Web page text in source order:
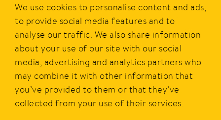
We use cookies to personalise content and ads,
to provide social media features and to
analyse our traffic. We also share information
about your use of our site with our social
media, advertising and analytics partners who
may combine it with other information that
you’ve provided to them or that they’ve
collected from your use of their services.
1977, og i dag tilbyr PRIOR et bredt utvalg av produkter av
kylling, kalkun og egg fra norske bønder.
PRIOR er alltid godt og gir smakfull, sunn, rask og enkel
mat i hverdagen.
Hovedkontor
Postboks 360, Økern,
0513 Oslo
Personvern
Beskrivelse av våre vilkår